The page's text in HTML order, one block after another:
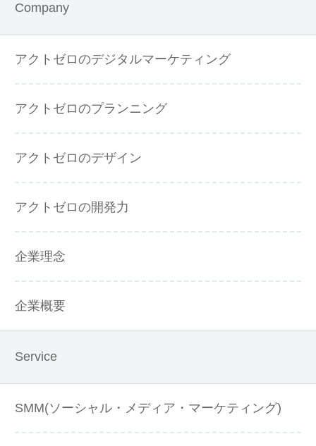
Company
アクトゼロのデジタルマーケティング
アクトゼロのプランニング
アクトゼロのデザイン
アクトゼロの開発力
企業理念
企業概要
Service
SMM(ソーシャル・メディア・マーケティング)